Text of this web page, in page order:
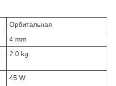
Орбитальная
4 mm
2.0 kg
45 W